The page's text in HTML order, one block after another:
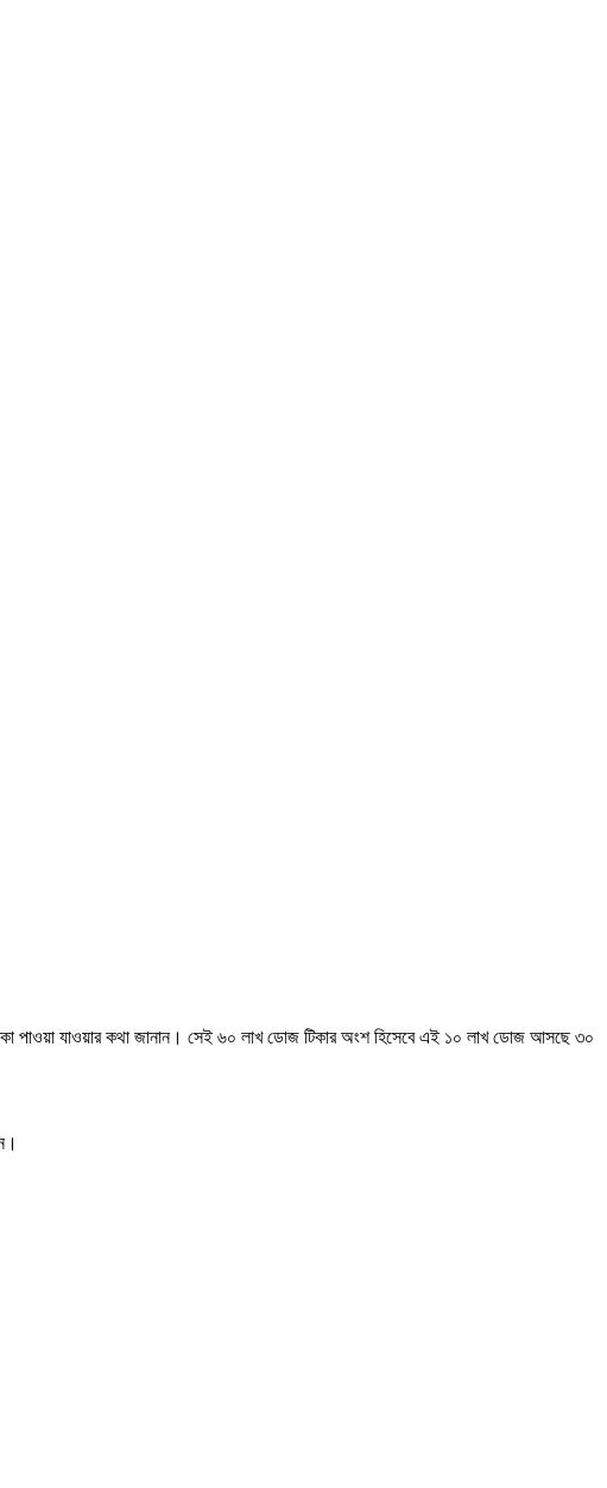
পাওয়া যাওয়ার কথা জানান। সেই ৬০ লাখ ডোজ টিকার অংশ হিসেবে এই ১০ লাখ ডোজ আসছে ৩০